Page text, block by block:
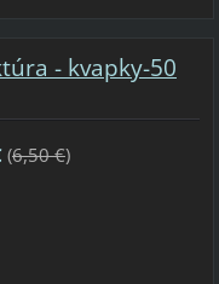
- kvapky-50
(6,50 €)